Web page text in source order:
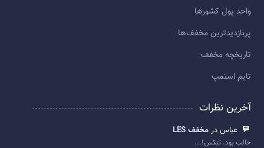
واحد پول کشورها
پربازديدترين مخفف‌ها
تاريخچه مخفف
تایم استمپ
آخرین نظرات
عباس در مخفف LES
جالب بود. تنکس!...